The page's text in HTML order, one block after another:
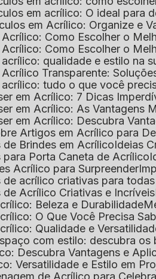
em acrílico: O ideal para
em Acrílico: Organize e
Acrílico: Como Escolher o
Acrílico: Como Escolher o
acrílico: qualidade e estilo na
Acrílico Transparente:
acrílico: tudo o que você
em Acrílico: 7 Dicas
em Acrílico: As Vantagens
em Acrílico: Descubra
Artigos em Acrílico para
de Brindes em Acrílico Ideias
para Porta Caneta de Acrílico
Acrílico para Surpreender
de acrílico criativas para
de Acrílico Criativas e Incríveis
Beleza e Durabilidade
O Que Você Precisa
Qualidade e
com estilo: descubra
Descubra Vantagens e
Versatilidade e Estilo em
de Acrílico para